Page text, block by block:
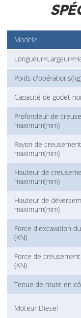
Modèle
Poids
Capacité de godet
Profondeur de
maximum(mm)
Rayon de creusement
maximum(mm)
Hauteur de
maximum(mm)
Hauteur de
maximum(mm)
Force d'excavation
(KN)
Force de
(KN)
Tenue de route en
Moteur Diesel